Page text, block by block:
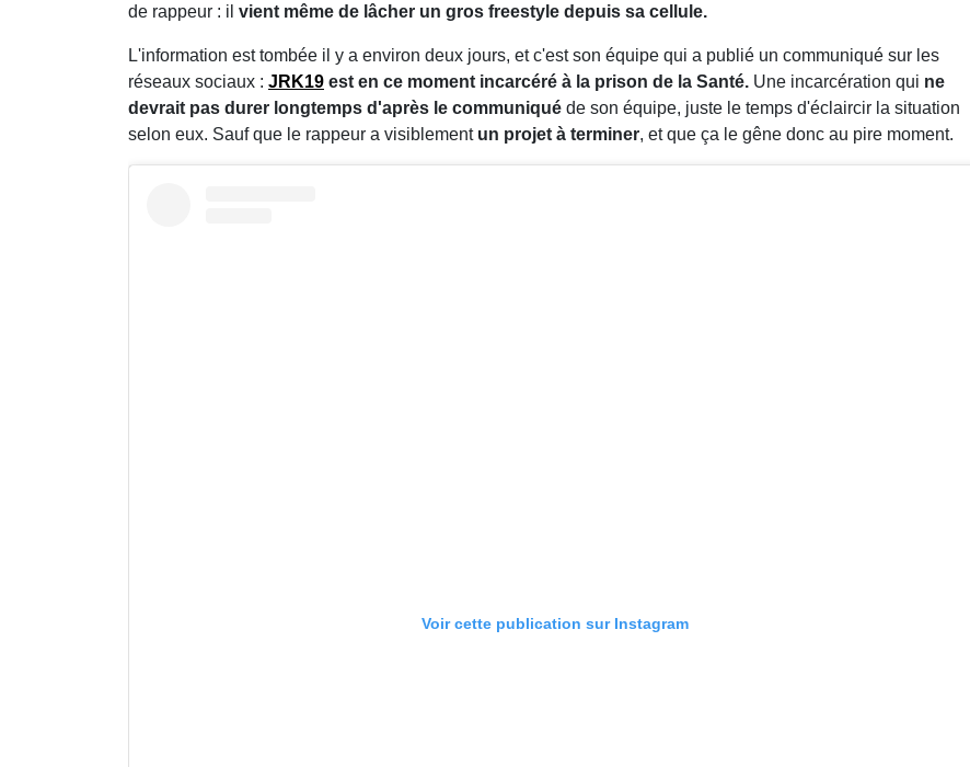
de rappeur : il vient même de lâcher un gros freestyle depuis sa cellule.
L'information est tombée il y a environ deux jours, et c'est son équipe qui a publié un communiqué sur les
réseaux sociaux : JRK19 est en ce moment incarcéré à la prison de la Santé. Une incarcération qui ne
devrait pas durer longtemps d'après le communiqué de son équipe, juste le temps d'éclaircir la situation
selon eux. Sauf que le rappeur a visiblement un projet à terminer, et que ça le gêne donc au pire moment.
Voir cette publication sur Instagram